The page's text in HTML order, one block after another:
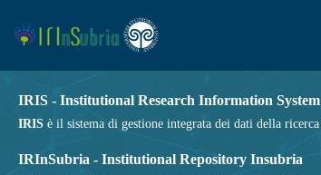
IRIS - Institutional Research Information System
IRIS è il sistema di gestione integrata dei dati della
IRInSubria - Institutional Repository Insubria